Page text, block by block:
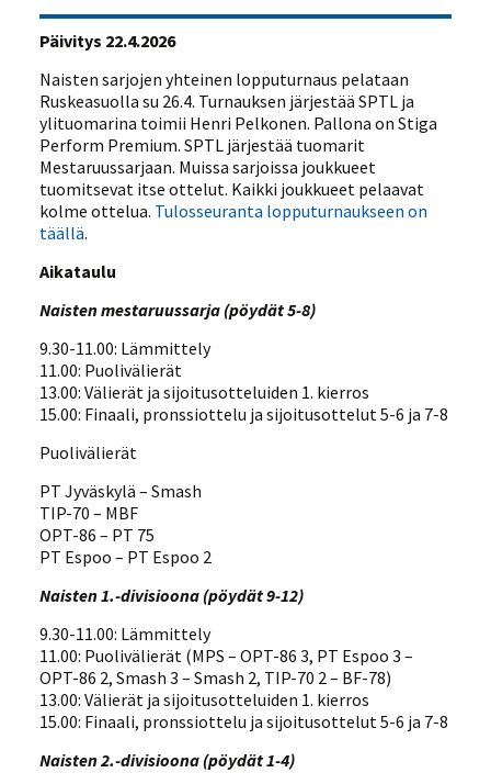
Päivitys 22.4.2026
Naisten sarjojen yhteinen lopputurnaus pelataan
Ruskeasuolla su 26.4. Turnauksen järjestää SPTL ja
ylituomarina toimii Henri Pelkonen. Pallona on Stiga
Perform Premium. SPTL järjestää tuomarit
Mestaruussarjaan. Muissa sarjoissa joukkueet
tuomitsevat itse ottelut. Kaikki joukkueet pelaavat
kolme ottelua. Tulosseuranta lopputurnaukseen on
täällä.
Aikataulu
Naisten mestaruussarja (pöydät 5-8)
9.30-11.00: Lämmittely
11.00: Puolivälierät
13.00: Välierät ja sijoitusotteluiden 1. kierros
15.00: Finaali, pronssiottelu ja sijoitusottelut 5-6 ja 7-8
Puolivälierät
PT Jyväskylä – Smash
TIP-70 – MBF
OPT-86 – PT 75
PT Espoo – PT Espoo 2
Naisten 1.-divisioona (pöydät 9-12)
9.30-11.00: Lämmittely
11.00: Puolivälierät (MPS – OPT-86 3, PT Espoo 3 –
OPT-86 2, Smash 3 – Smash 2, TIP-70 2 – BF-78)
13.00: Välierät ja sijoitusotteluiden 1. kierros
15.00: Finaali, pronssiottelu ja sijoitusottelut 5-6 ja 7-8
Naisten 2.-divisioona (pöydät 1-4)